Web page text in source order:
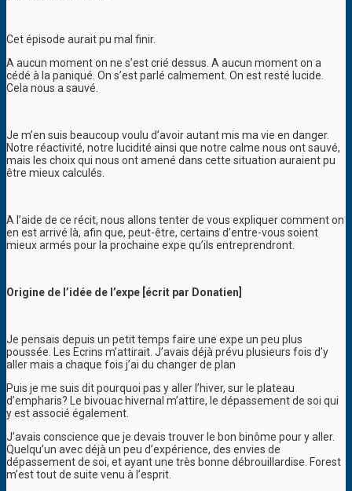
Cet épisode aurait pu mal finir.
A aucun moment on ne s’est crié dessus. A aucun moment on a
cédé à la paniqué. On s’est parlé calmement. On est resté lucide.
Cela nous a sauvé.
Je m’en suis beaucoup voulu d’avoir autant mis ma vie en danger.
Notre réactivité, notre lucidité ainsi que notre calme nous ont sauvé,
mais les choix qui nous ont amené dans cette situation auraient pu
être mieux calculés.
A l’aide de ce récit, nous allons tenter de vous expliquer comment on
en est arrivé là, afin que, peut-être, certains d’entre-vous soient
mieux armés pour la prochaine expe qu’ils entreprendront.
Origine de l’idée de l’expe [écrit par Donatien]
Je pensais depuis un petit temps faire une expe un peu plus
poussée. Les Ecrins m’attirait. J’avais déjà prévu plusieurs fois d’y
aller mais a chaque fois j’ai du changer de plan
Puis je me suis dit pourquoi pas y aller l’hiver, sur le plateau
d’empharis? Le bivouac hivernal m’attire, le dépassement de soi qui
y est associé également.
J’avais conscience que je devais trouver le bon binôme pour y aller.
Quelqu’un avec déjà un peu d’expérience, des envies de
dépassement de soi, et ayant une très bonne débrouillardise. Forest
m’est tout de suite venu à l’esprit.